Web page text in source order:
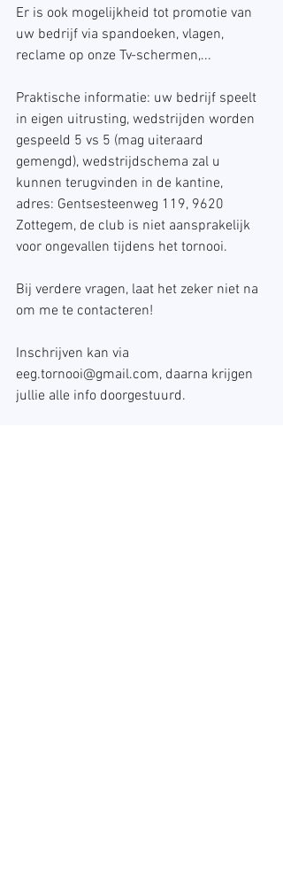
Er is ook mogelijkheid tot promotie van
uw bedrijf via spandoeken, vlagen,
reclame op onze Tv-schermen,...
Praktische informatie: uw bedrijf speelt
in eigen uitrusting, wedstrijden worden
gespeeld 5 vs 5 (mag uiteraard
gemengd), wedstrijdschema zal u
kunnen terugvinden in de kantine,
adres: Gentsesteenweg 119, 9620
Zottegem, de club is niet aansprakelijk
voor ongevallen tijdens het tornooi.
Bij verdere vragen, laat het zeker niet na
om me te contacteren!
Inschrijven kan via
eeg.tornooi@gmail.com, daarna krijgen
jullie alle info doorgestuurd.